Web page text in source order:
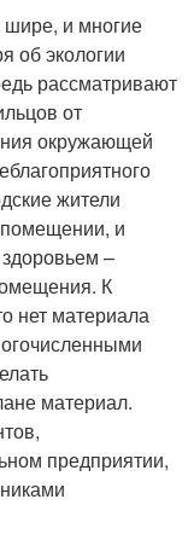
шире, и многие
об экологии
рассматривают
от
окружающей
жители
и
–
К
нет материала
материал.
предприятии,